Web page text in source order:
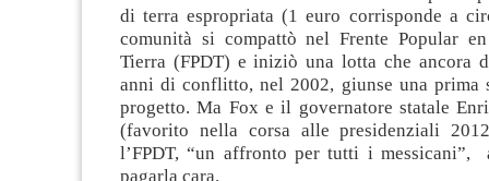
di terra espropriata (1 euro corrisponde a
comunità si compattò nel Frente Popular
Tierra (FPDT) e iniziò una lotta che ancora
anni di conflitto, nel 2002, giunse una prima
progetto. Ma Fox e il governatore statale
(favorito nella corsa alle presidenziali
l’FPDT, “un affronto per tutti i messicani”,
pagarla cara.